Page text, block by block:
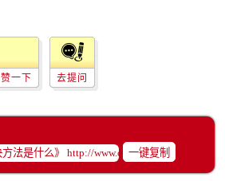
赞一下 去提问
一键复制